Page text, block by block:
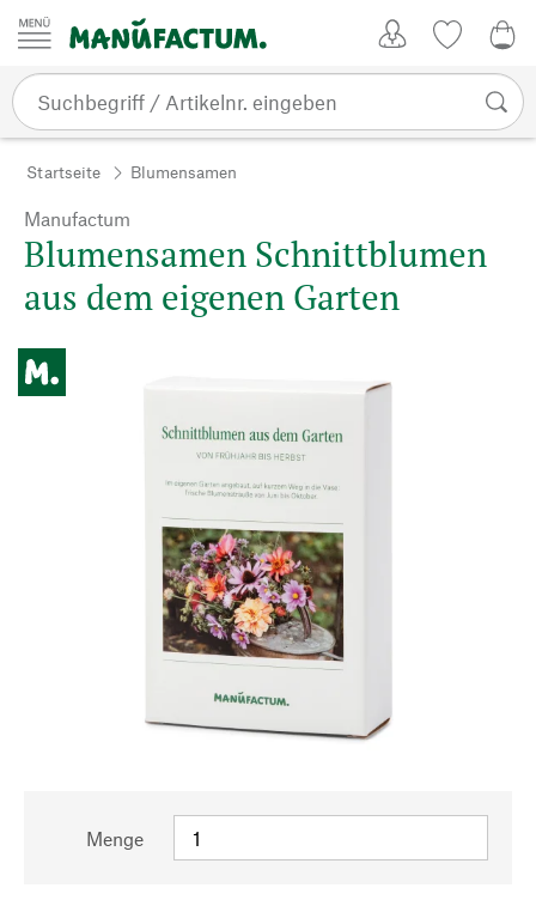
Zum Inhalt springen
Startseite Blumensamen
Manufactum
Blumensamen Schnittblumen
aus dem eigenen Garten
Menge